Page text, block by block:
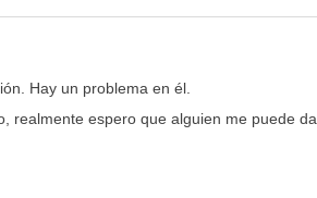
Hay un problema en él.
espero que alguien me puede